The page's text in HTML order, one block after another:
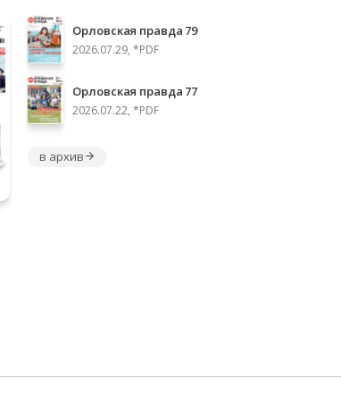
Орловская правда 79
2026.07.29, *PDF
Орловская правда 77
2026.07.22, *PDF
в архив